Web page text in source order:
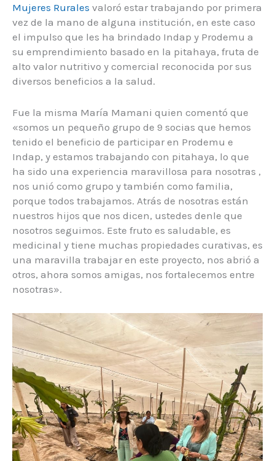
Mujeres Rurales valoró estar trabajando por primera
vez de la mano de alguna institución, en este caso
el impulso que les ha brindado Indap y Prodemu a
su emprendimiento basado en la pitahaya, fruta de
alto valor nutritivo y comercial reconocida por sus
diversos beneficios a la salud.
Fue la misma María Mamani quien comentó que
«somos un pequeño grupo de 9 socias que hemos
tenido el beneficio de participar en Prodemu e
Indap, y estamos trabajando con pitahaya, lo que
ha sido una experiencia maravillosa para nosotras ,
nos unió como grupo y también como familia,
porque todos trabajamos. Atrás de nosotras están
nuestros hijos que nos dicen, ustedes denle que
nosotros seguimos. Este fruto es saludable, es
medicinal y tiene muchas propiedades curativas, es
una maravilla trabajar en este proyecto, nos abrió a
otros, ahora somos amigas, nos fortalecemos entre
nosotras».